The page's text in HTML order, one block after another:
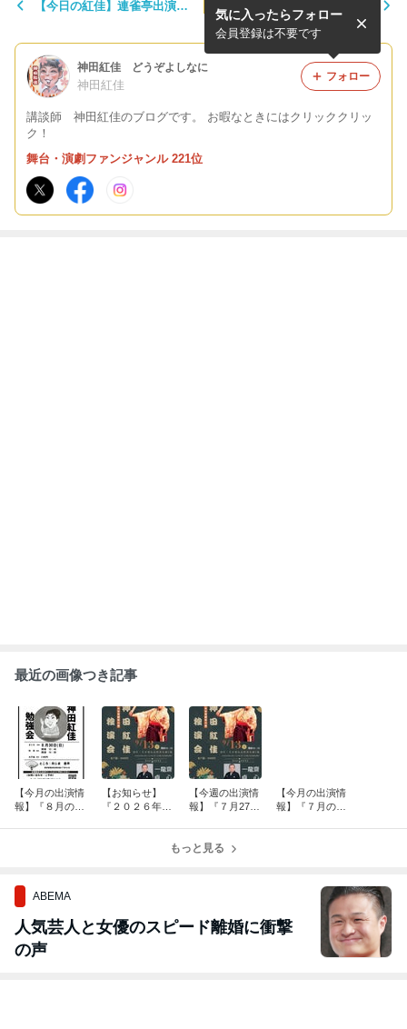
【今日の紅佳】連雀亭出演で
【感謝】花便り寄席 お運び
ありがとうございました。
神田紅佳 どうぞよしなに
神田紅佳
講談師 神田紅佳のブログです。 お暇なときにはクリッククリッ
ク！
気に入ったらフォロー
会員登録は不要です
フォロー
舞台・演劇ファンジャンル 221位
最近の画像つき記事
【今月の出演情
報】『８月の紅
【お知らせ】
『２０２６年神
【今週の出演情
報】『７月27
【今月の出演情
報】『７月の紅
もっと見る
ABEMA
人気芸人と女優のスピード離婚に衝撃
の声